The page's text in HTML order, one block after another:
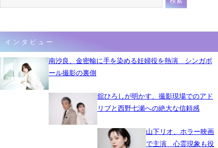
インタビュー
南沙良、金密輸に手を染める妊婦役を熱演 シンガポ
ール撮影の裏側
舘ひろしが明かす、撮影現場でのアド
リブと西野七瀬への絶大な信頼感
山下リオ、ホラー映画
で主演 心霊現象も役